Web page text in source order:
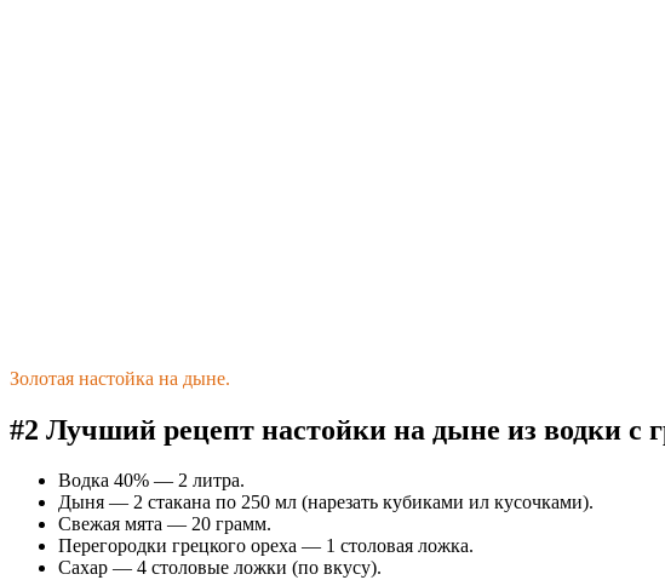
Золотая настойка на дыне.
#2 Лучший рецепт настойки на дыне из водки с
Водка 40% — 2 литра.
Дыня — 2 стакана по 250 мл (нарезать кубиками ил кусочками).
Свежая мята — 20 грамм.
Перегородки грецкого ореха — 1 столовая ложка.
Сахар — 4 столовые ложки (по вкусу).